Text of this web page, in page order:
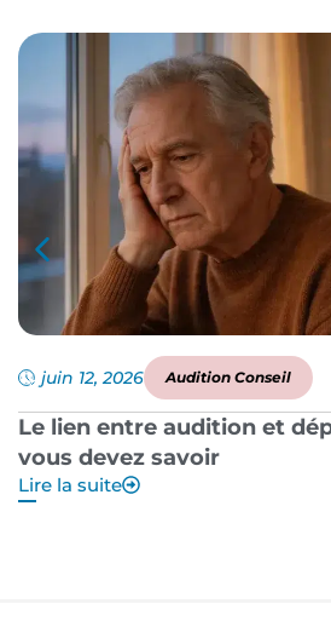
juin 12, 2026 Audition Conseil
Le lien entre audition et
vous devez savoir
Lire la suite